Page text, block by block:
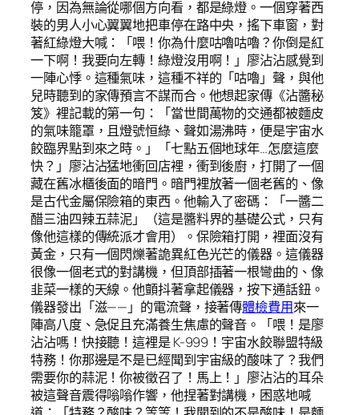
停，因為無論從哪個方向看，都是綠燈。一個穿著西
裝的男人小心翼翼地把車停在路中央，搖下車窗，對
著紅綠燈大喊：「喂！你為什麼咕嚕咕嚕？你倒是紅
一下啊！我要向左轉！綠燈沒用啊！」廖沾沾感覺到
一陣心悸。這種氣味，這種不祥的「咕嚕」聲，與他
兒時聽到的家傳預言不謀而合。他想起家傳《沾醬秘
笈》裡記載的第一句：「當世間萬物的交通都被麵皮
的氣味籠罩，且燈號恒綠、聲如湯沸時，便是宇宙水
餃臨界點到來之時。」「七點五個地球年…怎麼這麼
快？」廖沾沾猛地衝回店裡，衝到後廚，打開了一個
藏在舊冰櫃後面的暗門。暗門裡放著一個老舊的、像
是古代金屬保險箱的東西。他輸入了密碼：「一醬二
醋三油四辣五蒜泥」（這是醬料界的基礎公式，只有
像他這樣的傳統派才會用）。保險箱打開，裡面沒有
黃金，只有一個閃爍著詭異紅色光芒的儀器。這儀器
很像一個老式的對講機，但頂部插著一根彎曲的、像
韭菜一樣的天線。他顫抖著拿起儀器，按下通話鈕。
儀器發出「滋——」的電流聲，接著傳體檢費用來一
陣高八度、急促且充滿養生焦慮的聲音。「喂！是廖
沾沾嗎！快接聽！這裡是 K-999！宇宙水餃聯盟特級
特務！你那邊是不是已經聞到宇宙級的酸味了？我們
需要你的蒜泥！你被徵召了！馬上！」廖沾沾的耳朵
被這聲音震得嗡嗡作響，他捏著對講機，困惑地喊